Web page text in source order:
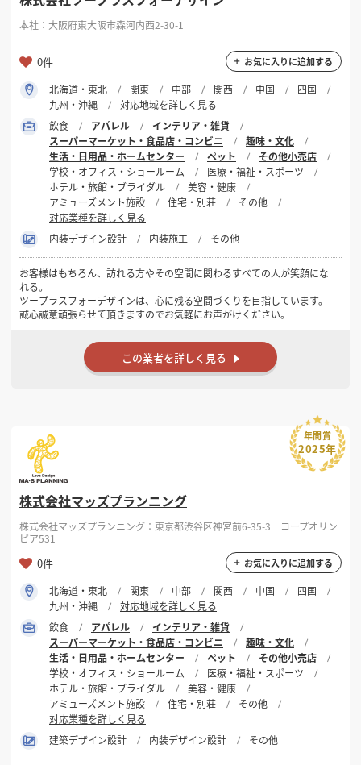
店舗開業・改装をご検討中の方へ
アパレル
インテリア・雑貨
スーパーマーケット・食品店・コンビニ
生活・日用品・ホームセンター
ペット
設計・施工範囲
フリーワード
検索する
本社：大阪府東大阪市森河内西2-30-1
0件 お気に入りに追加する
北海道・東北 関東 中部 関西 中国
四国
九州・沖縄
対応地域を詳しく見る
飲食
アパレル
インテリア・雑貨
スーパーマーケット・食品店・コンビニ
趣味・文化
生活・日用品・ホームセンター
ペット
その他小売店
学校・オフィス・ショールーム
医療・福祉・スポーツ
ホテル・旅館・ブライダル
美容・健康
アミューズメント施設
住宅・別荘
その他
対応業種を詳しく見る
内装デザイン設計
内装施工 その他
お客様はもちろん、訪れる方やその空間に関わるすべての人が笑顔にな
れる。
ツープラスフォーデザインは、心に残る空間づくりを目指しています。
誠心誠意頑張らせて頂きますのでお気軽にお声がけください。
この業者を詳しく見る
株式会社マッズプランニング
株式会社マッズプランニング：東京都渋谷区神宮前6-35-3 コープオリン
ピア531
0件 お気に入りに追加する
年間賞
2025年
北海道・東北 関東 中部 関西 中国
四国
九州・沖縄
対応地域を詳しく見る
飲食
アパレル
インテリア・雑貨
スーパーマーケット・食品店・コンビニ
趣味・文化
生活・日用品・ホームセンター
ペット
その他小売店
学校・オフィス・ショールーム
医療・福祉・スポーツ
ホテル・旅館・ブライダル
美容・健康
アミューズメント施設
住宅・別荘
その他
対応業種を詳しく見る
建築デザイン設計
内装デザイン設計 その他